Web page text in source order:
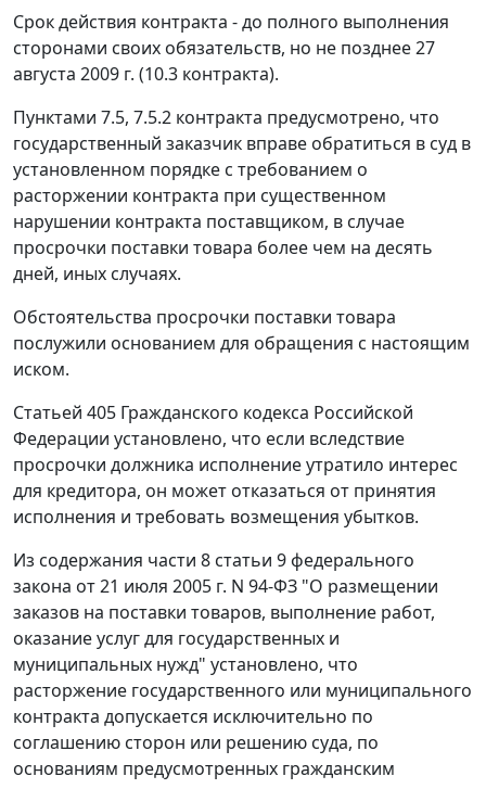
Срок действия контракта - до полного выполнения
сторонами своих обязательств, но не позднее 27
августа 2009 г. (10.3 контракта).
Пунктами 7.5, 7.5.2 контракта предусмотрено, что
государственный заказчик вправе обратиться в суд в
установленном порядке с требованием о
расторжении контракта при существенном
нарушении контракта поставщиком, в случае
просрочки поставки товара более чем на десять
дней, иных случаях.
Обстоятельства просрочки поставки товара
послужили основанием для обращения с настоящим
иском.
Статьей 405 Гражданского кодекса Российской
Федерации установлено, что если вследствие
просрочки должника исполнение утратило интерес
для кредитора, он может отказаться от принятия
исполнения и требовать возмещения убытков.
Из содержания части 8 статьи 9федерального
закона от 21 июля 2005 г. N 94-ФЗ "О размещении
заказов на поставки товаров, выполнение работ,
оказание услуг для государственных и
муниципальных нужд" установлено, что
расторжение государственного или муниципального
контракта допускается исключительно по
соглашению сторон или решению суда, по
основаниям предусмотренных гражданским